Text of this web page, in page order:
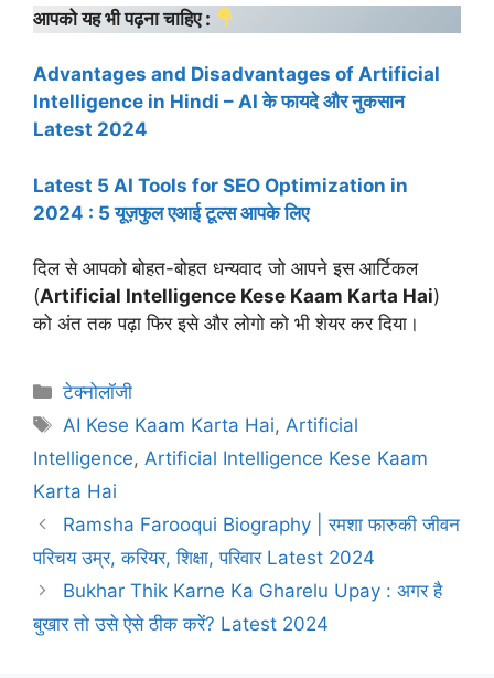
आपको यह भी पढ़ना चाहिए :
Advantages and Disadvantages of Artificial
Intelligence in Hindi – AI के फायदे और नुकसान
Latest 2024
Latest 5 AI Tools for SEO Optimization in
2024 : 5 यूज़फुल एआई टूल्स आपके लिए
दिल से आपको बोहत-बोहत धन्यवाद जो आपने इस आर्टिकल
(Artificial Intelligence Kese Kaam Karta Hai)
को अंत तक पढ़ा फिर इसे और लोगो को भी शेयर कर दिया।
Categories
टेक्नोलॉजी
Tags
AI Kese Kaam Karta Hai,Artificial
Intelligence, Artificial Intelligence Kese Kaam
Karta Hai
Ramsha Farooqui Biography | रमशा फारुकी जीवन
परिचय उम्र, करियर, शिक्षा, परिवार Latest 2024
Bukhar Thik Karne Ka Gharelu Upay : अगर है
बुखार तो उसे ऐसे ठीक करें? Latest 2024